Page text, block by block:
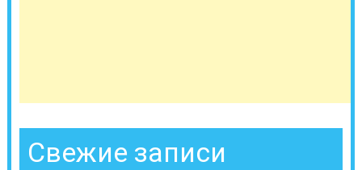
Свежие записи